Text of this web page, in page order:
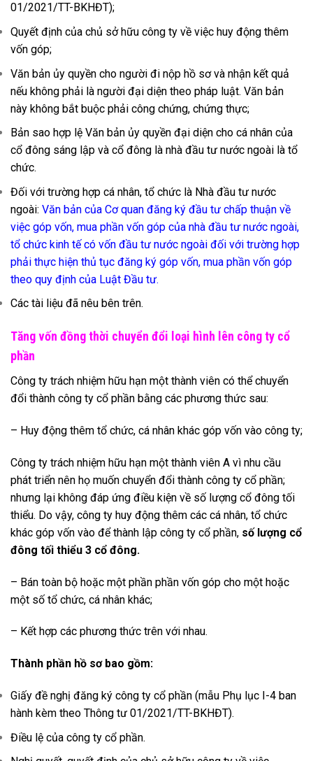
01/2021/TT-BKHĐT);
Quyết định của chủ sở hữu công ty về việc huy động thêm
vốn góp;
Văn bản ủy quyền cho người đi nộp hồ sơ và nhận kết quả
nếu không phải là người đại diện theo pháp luật. Văn bản
này không bắt buộc phải công chứng, chứng thực;
Bản sao hợp lệ Văn bản ủy quyền đại diện cho cá nhân của
cổ đông sáng lập và cổ đông là nhà đầu tư nước ngoài là tổ
chức.
Đối với trường hợp cá nhân, tổ chức là Nhà đầu tư nước
ngoài: Văn bản của Cơ quan đăng ký đầu tư chấp thuận về
việc góp vốn, mua phần vốn góp của nhà đầu tư nước ngoài,
tổ chức kinh tế có vốn đầu tư nước ngoài đối với trường hợp
phải thực hiện thủ tục đăng ký góp vốn, mua phần vốn góp
theo quy định của Luật Đầu tư.
Các tài liệu đã nêu bên trên.
Tăng vốn đồng thời chuyển đổi loại hình lên công ty cổ
phần
Công ty trách nhiệm hữu hạn một thành viên có thể chuyển
đổi thành công ty cổ phần bằng các phương thức sau:
– Huy động thêm tổ chức, cá nhân khác góp vốn vào công ty;
Công ty trách nhiệm hữu hạn một thành viên A vì nhu cầu
phát triển nên họ muốn chuyển đổi thành công ty cổ phần;
nhưng lại không đáp ứng điều kiện về số lượng cổ đông tối
thiểu. Do vậy, công ty huy động thêm các cá nhân, tổ chức
khác góp vốn vào để thành lập công ty cổ phần, số lượng cổ
đông tối thiểu 3 cổ đông.
– Bán toàn bộ hoặc một phần phần vốn góp cho một hoặc
một số tổ chức, cá nhân khác;
– Kết hợp các phương thức trên với nhau.
Thành phần hồ sơ bao gồm:
Giấy đề nghị đăng ký công ty cổ phần (mẫu Phụ lục I-4 ban
hành kèm theo Thông tư 01/2021/TT-BKHĐT).
Điều lệ của công ty cổ phần.